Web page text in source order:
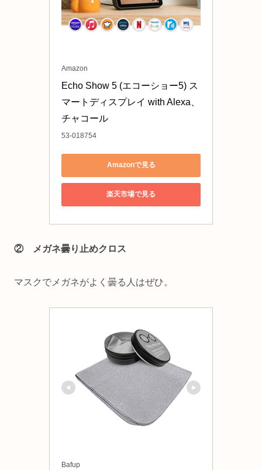
Amazon
Echo Show 5 (エコーショー5) ス
マートディスプレイ with Alexa、
チャコール
53-018754
Amazonで見る
楽天市場で見る
② メガネ曇り止めクロス
マスクでメガネがよく曇る人はぜひ。
Bafup